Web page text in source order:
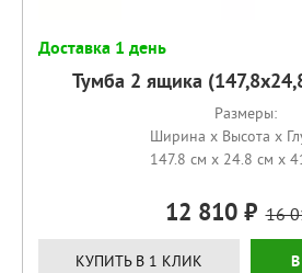
Доставка 1 день
Тумба 2 ящика
Размеры:
Ширина x Высота x
147.8 см x 24.8 см x
12 810 16
КУПИТЬ В 1 КЛИК